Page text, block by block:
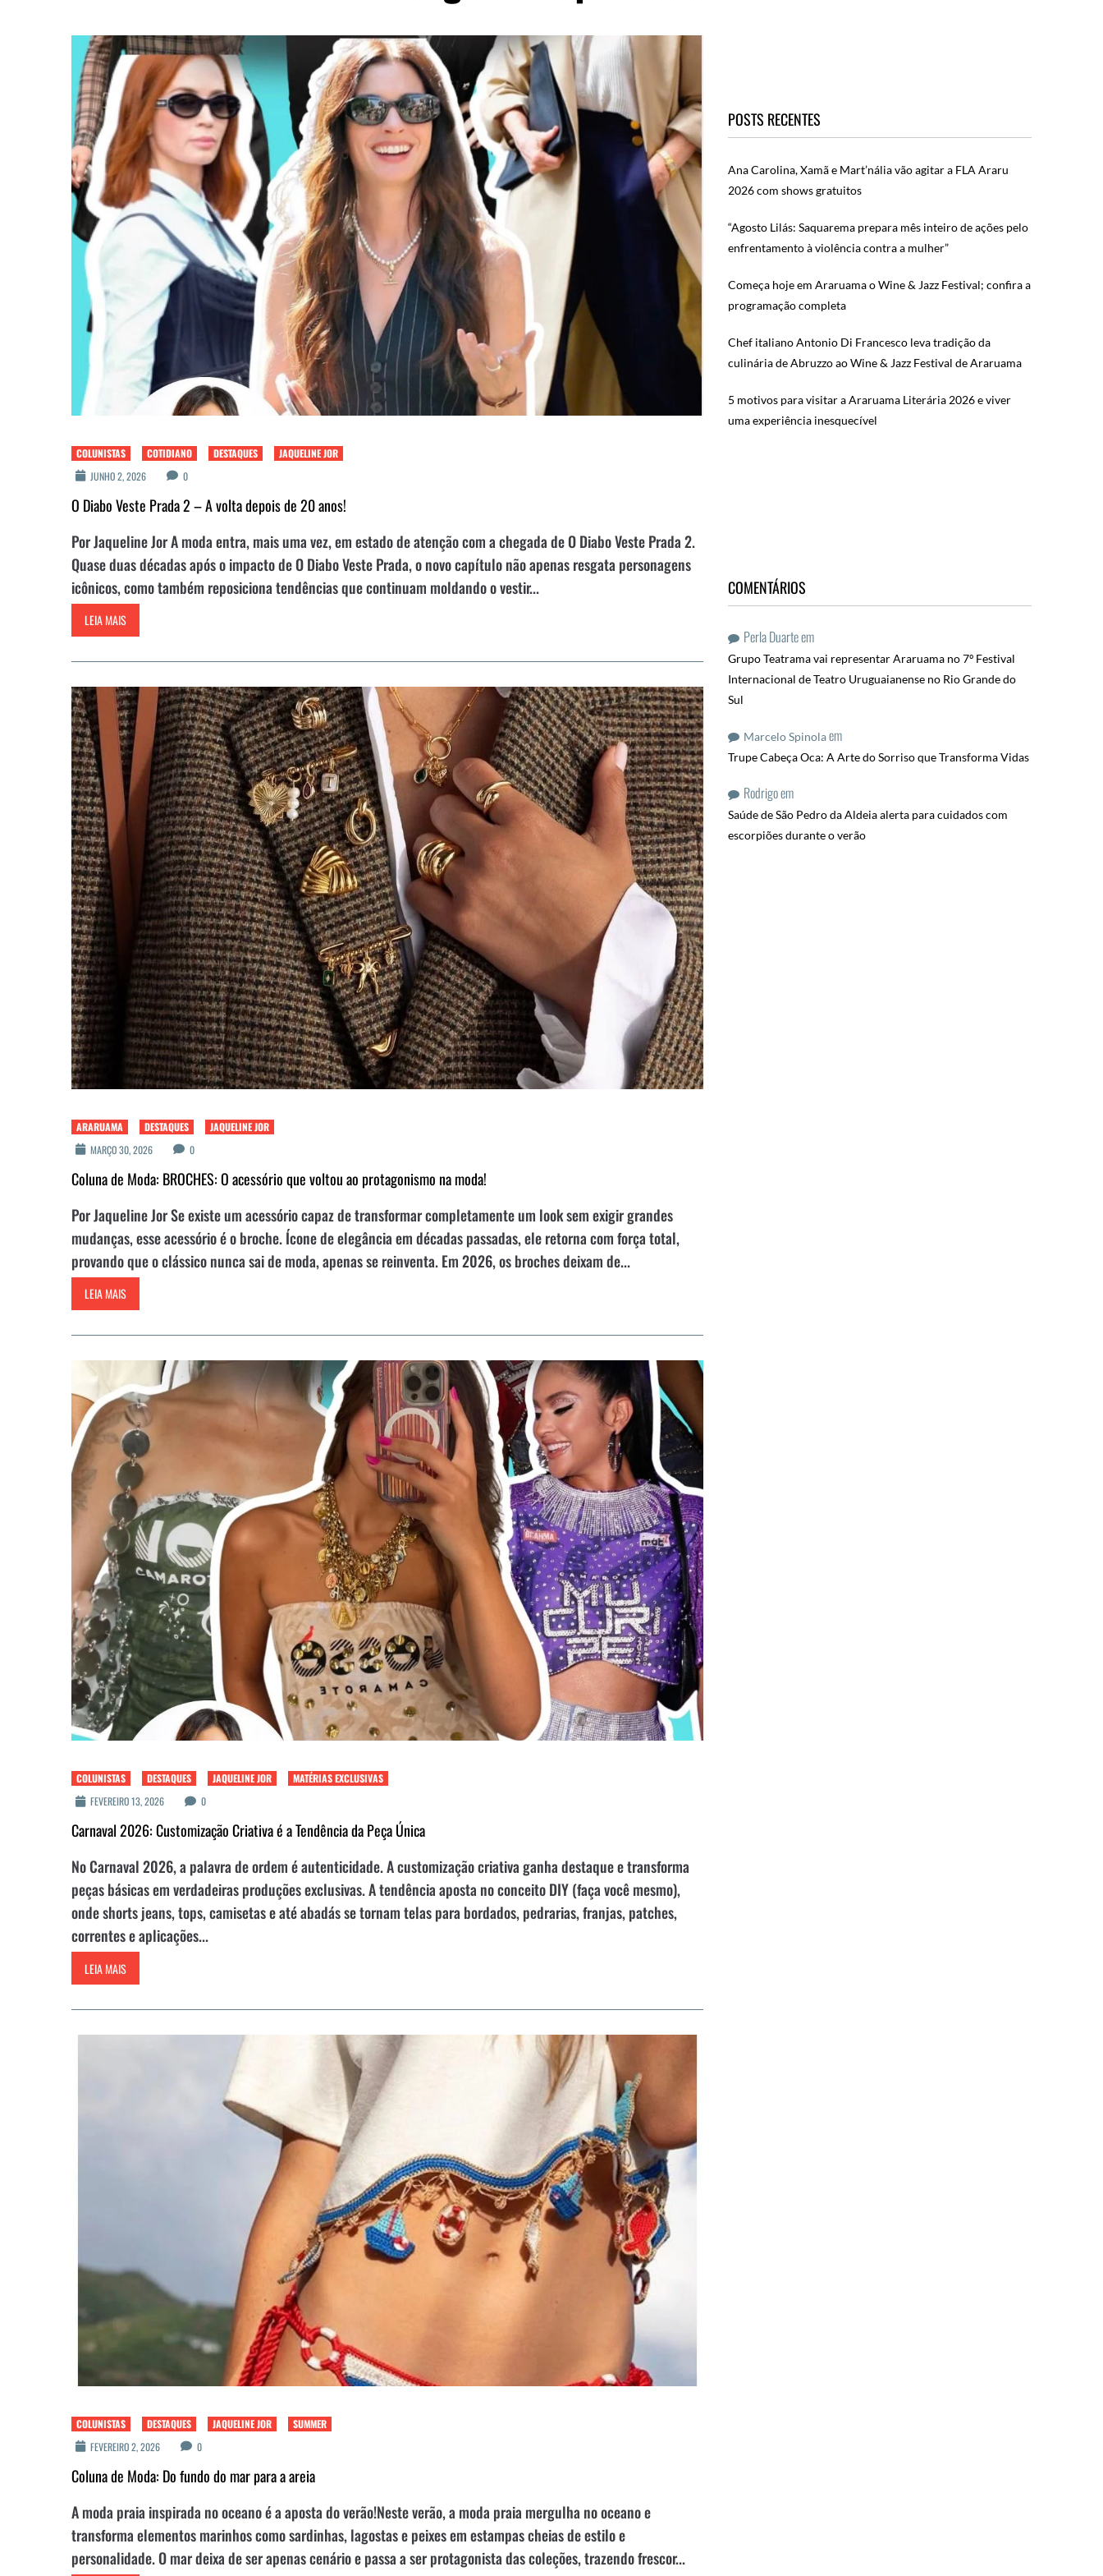
COLUNISTAS COTIDIANO DESTAQUES
JAQUELINE JOR
JUNHO 2, 2026
0
O Diabo Veste Prada 2 – A volta depois de 20 anos!
Por Jaqueline Jor A moda entra, mais uma vez, em estado de atenção com a chegada de O Diabo Veste Prada 2.
Quase duas décadas após o impacto de O Diabo Veste Prada, o novo capítulo não apenas resgata personagens
icônicos, como também reposiciona tendências que continuam moldando o vestir...
LEIA MAIS
ARARUAMA DESTAQUES
JAQUELINE JOR
MARÇO 30, 2026
0
Coluna de Moda: BROCHES: O acessório que voltou ao protagonismo na moda!
Por Jaqueline Jor Se existe um acessório capaz de transformar completamente um look sem exigir grandes
mudanças, esse acessório é o broche. Ícone de elegância em décadas passadas, ele retorna com força total,
provando que o clássico nunca sai de moda, apenas se reinventa. Em 2026, os broches deixam de...
LEIA MAIS
COLUNISTAS DESTAQUES JAQUELINE JOR
MATÉRIAS EXCLUSIVAS
FEVEREIRO 13, 2026
0
Carnaval 2026: Customização Criativa é a Tendência da Peça Única
No Carnaval 2026, a palavra de ordem é autenticidade. A customização criativa ganha destaque e transforma
peças básicas em verdadeiras produções exclusivas. A tendência aposta no conceito DIY (faça você mesmo),
onde shorts jeans, tops, camisetas e até abadás se tornam telas para bordados, pedrarias, franjas, patches,
correntes e aplicações...
LEIA MAIS
COLUNISTAS DESTAQUES JAQUELINE JOR
SUMMER
FEVEREIRO 2, 2026
0
Coluna de Moda: Do fundo do mar para a areia
A moda praia inspirada no oceano é a aposta do verão!Neste verão, a moda praia mergulha no oceano e
transforma elementos marinhos como sardinhas, lagostas e peixes em estampas cheias de estilo e
personalidade. O mar deixa de ser apenas cenário e passa a ser protagonista das coleções, trazendo frescor...
POSTS RECENTES
Ana Carolina, Xamã e Mart’nália vão agitar a FLA Araru
2026 com shows gratuitos
“Agosto Lilás: Saquarema prepara mês inteiro de ações pelo
enfrentamento à violência contra a mulher”
Começa hoje em Araruama o Wine & Jazz Festival; confira a
programação completa
Chef italiano Antonio Di Francesco leva tradição da
culinária de Abruzzo ao Wine & Jazz Festival de Araruama
5 motivos para visitar a Araruama Literária 2026 e viver
uma experiência inesquecível
COMENTÁRIOS
Perla Duarteem
Grupo Teatrama vai representar Araruama no 7º Festival
Internacional de Teatro Uruguaianense no Rio Grande do
Sul
Marcelo Spinolaem
Trupe Cabeça Oca: A Arte do Sorriso que Transforma Vidas
Rodrigoem
Saúde de São Pedro da Aldeia alerta para cuidados com
escorpiões durante o verão